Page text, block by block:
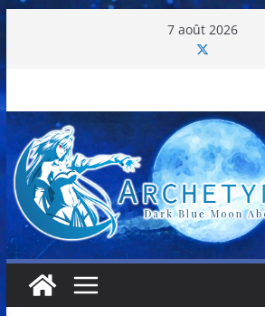
7 août 2026